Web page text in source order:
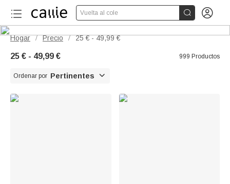
Vuelta al cole  
Hogar / Precio / 25 € - 49,99 €
25 € - 49,99 € 999 Productos
Ordenar por Pertinentes 